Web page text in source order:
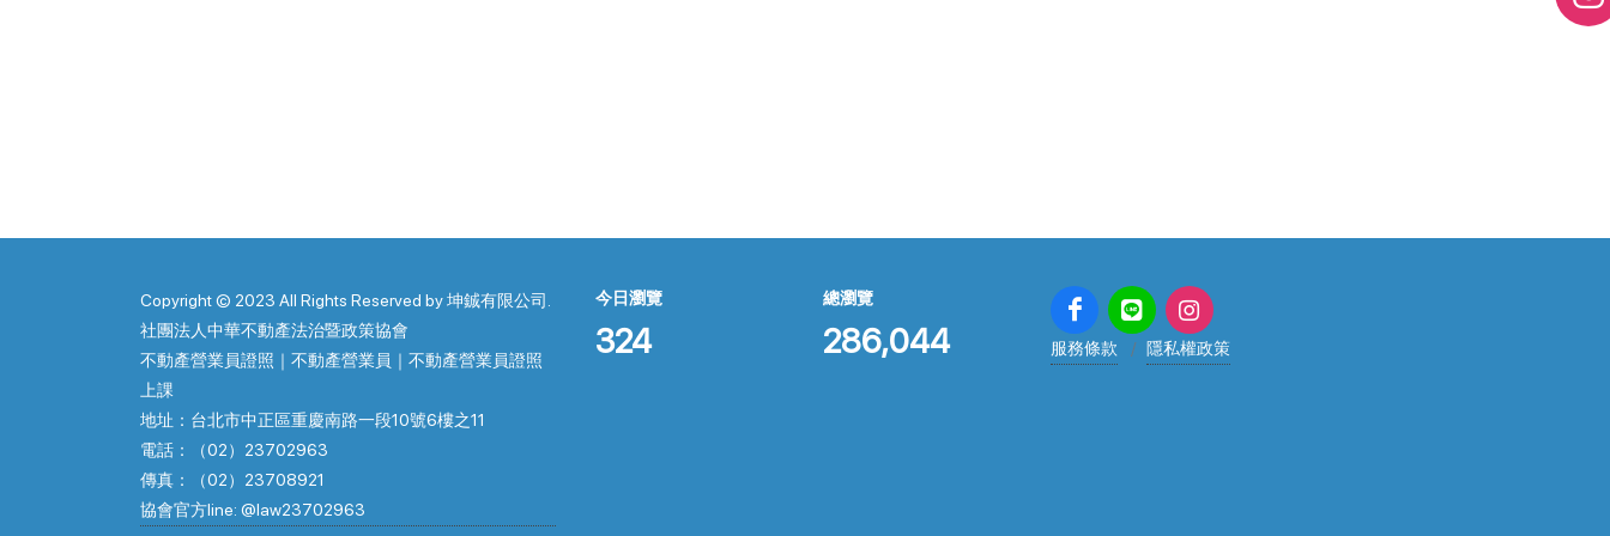
Copyright © 2023 All Rights Reserved by 坤鋮有限公司.
社團法人中華不動產法治暨政策協會
不動產營業員證照｜不動產營業員｜不動產營業員證照
上課
地址：台北市中正區重慶南路一段10號6樓之11
電話：（02）23702963
傳真：（02）23708921
協會官方line: @law23702963
今日瀏覽
324
總瀏覽
286,044 服務條款 隱私權政策